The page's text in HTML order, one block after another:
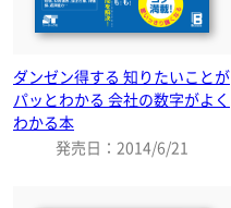
ダンゼン得する 知りたいことが
パッとわかる 会社の数字がよく
わかる本
発売日：2014/6/21